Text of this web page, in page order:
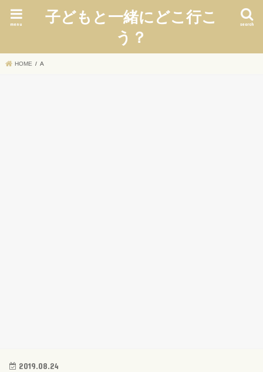
子どもと一緒にどこ行こ
う？
search
menu
HOME A
2019.08.24